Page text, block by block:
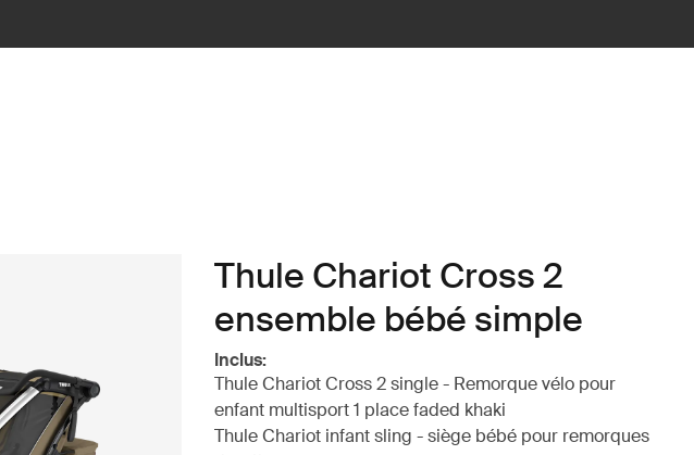
Thule Chariot Cross 2
ensemble bébé simple
Inclus:
Thule Chariot Cross 2 single - Remorque vélo pour
enfant multisport 1 place faded khaki
Thule Chariot infant sling - siège bébé pour remorques